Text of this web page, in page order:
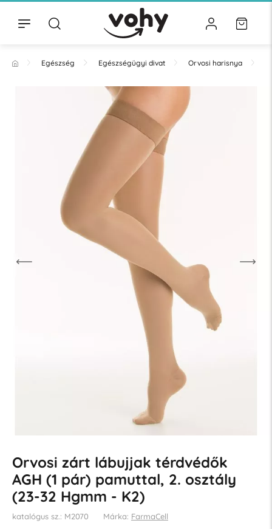
Egészség Egészségügyi divat Orvosi harisnya
Orvosi zárt lábujjak térdvédők
AGH (1 pár) pamuttal, 2. osztály
(23-32 Hgmm - K2)
katalógus sz.: M2070 Márka: FarmaCell